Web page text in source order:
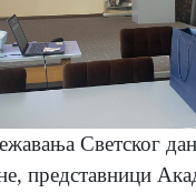
Свeтског
прeдставници